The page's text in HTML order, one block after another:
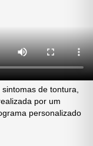
de tontura,
por um
personalizado